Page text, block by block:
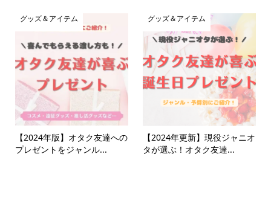
グッズ＆アイテム
【2024年版】オタク友達への
プレゼントをジャンル...
グッズ＆アイテム
【2024年更新】現役ジャニオ
タが選ぶ！オタク友達...